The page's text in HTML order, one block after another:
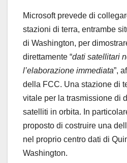
Microsoft prevede di
stazioni di terra, entrambe
di Washington, per
direttamente “dati satellitari
l’elaborazione immediata”,
della FCC. Una stazione di
vitale per la trasmissione di
satelliti in orbita. In
proposto di costruire una
nel proprio centro dati di
Washington.